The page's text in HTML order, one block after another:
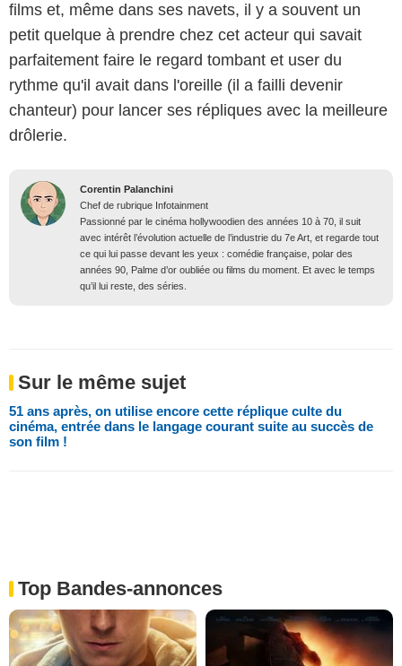
films et, même dans ses navets, il y a souvent un
petit quelque à prendre chez cet acteur qui savait
parfaitement faire le regard tombant et user du
rythme qu'il avait dans l'oreille (il a failli devenir
chanteur) pour lancer ses répliques avec la meilleure
drôlerie.
Corentin Palanchini
Chef de rubrique Infotainment
Passionné par le cinéma hollywoodien des années 10 à 70, il suit
avec intérêt l’évolution actuelle de l’industrie du 7e Art, et regarde tout
ce qui lui passe devant les yeux : comédie française, polar des
années 90, Palme d’or oubliée ou films du moment. Et avec le temps
qu’il lui reste, des séries.
Sur le même sujet
51 ans après, on utilise encore cette réplique culte du
cinéma, entrée dans le langage courant suite au succès de
son film !
Top Bandes-annonces